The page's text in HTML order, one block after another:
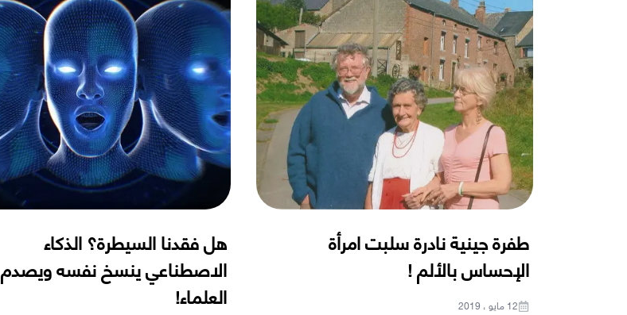
طفرة جينية نادرة سلبت امرأة
الإحساس بالألم !
12 مايو ، 2019
هل فقدنا السيطرة؟ الذكاء
الاصطناعي ينسخ نفسه ويصدم
العلماء!